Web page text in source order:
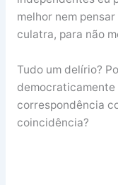
melhor nem
culatra, para não
Tudo um delírio?
democraticamente
correspondência
coincidência?